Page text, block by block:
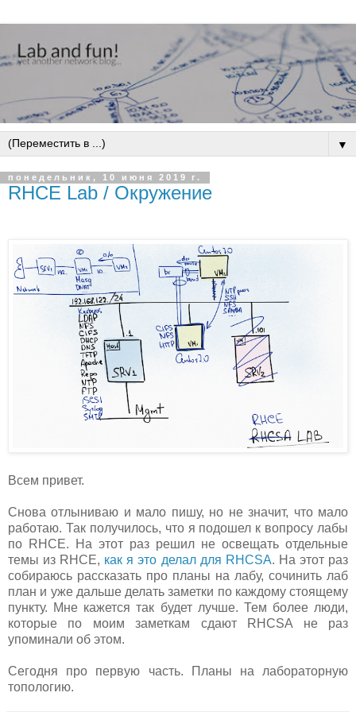
▼
понедельник, 10 июня 2019 г.
RHCE Lab / Окружение
Всем привет.
Снова отлыниваю и мало пишу, но не значит, что мало
работаю. Так получилось, что я подошел к вопросу лабы
по RHCE. На этот раз решил не освещать отдельные
темы из RHCE, как я это делал для RHCSA. На этот раз
собираюсь рассказать про планы на лабу, сочинить лаб
план и уже дальше делать заметки по каждому стоящему
пункту. Мне кажется так будет лучше. Тем более люди,
которые по моим заметкам сдают RHCSA не раз
упоминали об этом.
Сегодня про первую часть. Планы на лабораторную
топологию.